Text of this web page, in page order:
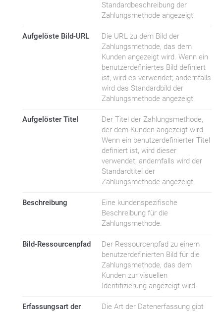
Standardbeschreibung der
Zahlungsmethode angezeigt.
Aufgelöste Bild-URL
Die URL zu dem Bild der
Zahlungsmethode, das dem
Kunden angezeigt wird. Wenn ein
benutzerdefiniertes Bild definiert
ist, wird es verwendet; andernfalls
wird das Standardbild der
Zahlungsmethode angezeigt.
Aufgelöster Titel
Der Titel der Zahlungsmethode,
der dem Kunden angezeigt wird.
Wenn ein benutzerdefinierter Titel
definiert ist, wird dieser
verwendet; andernfalls wird der
Standardtitel der
Zahlungsmethode angezeigt.
Beschreibung
Eine kundenspezifische
Beschreibung für die
Zahlungsmethode.
Bild-Ressourcenpfad
Der Ressourcenpfad zu einem
benutzerdefinierten Bild für die
Zahlungsmethode, das dem
Kunden zur visuellen
Identifizierung angezeigt wird.
Erfassungsart der
Die Art der Datenerfassung gibt